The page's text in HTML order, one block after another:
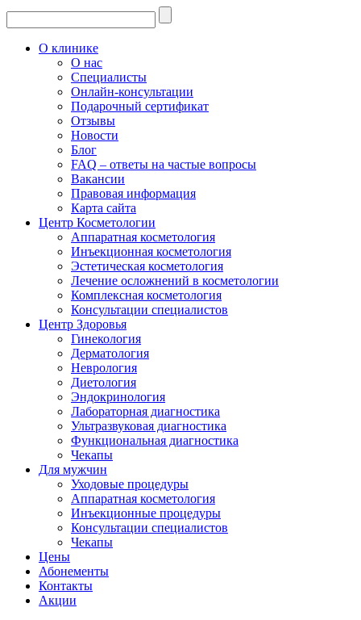
О клинике
О нас
Специалисты
Онлайн-консультации
Подарочный сертификат
Отзывы
Новости
Блог
FAQ – ответы на частые вопросы
Вакансии
Правовая информация
Карта сайта
Центр Косметологии
Аппаратная косметология
Инъекционная косметология
Эстетическая косметология
Лечение осложнений в косметологии
Комплексная косметология
Консультации специалистов
Центр Здоровья
Гинекология
Дерматология
Неврология
Диетология
Эндокринология
Лабораторная диагностика
Ультразвуковая диагностика
Функциональная диагностика
Чекапы
Для мужчин
Уходовые процедуры
Аппаратная косметология
Инъекционные процедуры
Консультации специалистов
Чекапы
Цены
Абонементы
Контакты
Акции